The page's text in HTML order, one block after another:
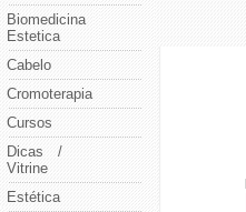
Biomedicina
Estetica
Cabelo
Cromoterapia
Cursos
Dicas /
Vitrine
Estética